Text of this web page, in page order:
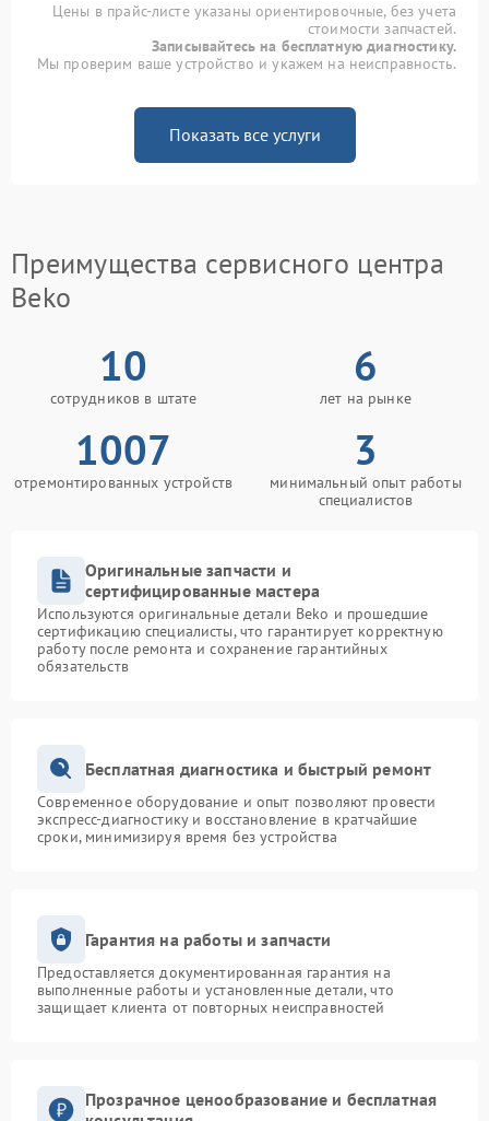
Цены в прайс-листе указаны ориентировочные, без учета
стоимости запчастей.
Записывайтесь на бесплатную диагностику.
Мы проверим ваше устройство и укажем на неисправность.
Показать все услуги
Преимущества сервисного центра
Beko
10
сотрудников в штате
6
лет на рынке
1007
отремонтированных устройств
3
минимальный опыт работы
специалистов
Оригинальные запчасти и
сертифицированные мастера
Используются оригинальные детали Beko и прошедшие
сертификацию специалисты, что гарантирует корректную
работу после ремонта и сохранение гарантийных
обязательств
Бесплатная диагностика и быстрый ремонт
Современное оборудование и опыт позволяют провести
экспресс-диагностику и восстановление в кратчайшие
сроки, минимизируя время без устройства
Гарантия на работы и запчасти
Предоставляется документированная гарантия на
выполненные работы и установленные детали, что
защищает клиента от повторных неисправностей
Прозрачное ценообразование и бесплатная